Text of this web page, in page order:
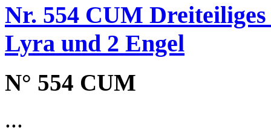
Nr. 554 CUM
Lyra und 2 Engel
N° 554 CUM
...